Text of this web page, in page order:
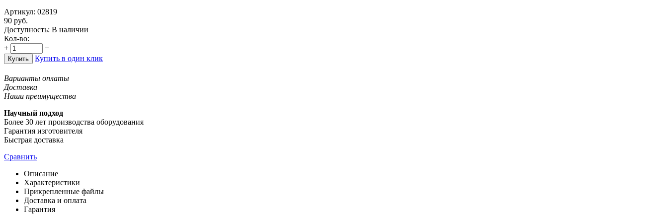
Артикул: 02819
90 руб.
Доступность: В наличии
Кол-во:
+
−
Купить Купить в один клик
Варианты оплаты
Доставка
Наши преимущества
Научный подход
Более 30 лет производства оборудования
Гарантия изготовителя
Быстрая доставка
Сравнить
Описание
Характеристики
Прикрепленные файлы
Доставка и оплата
Гарантия